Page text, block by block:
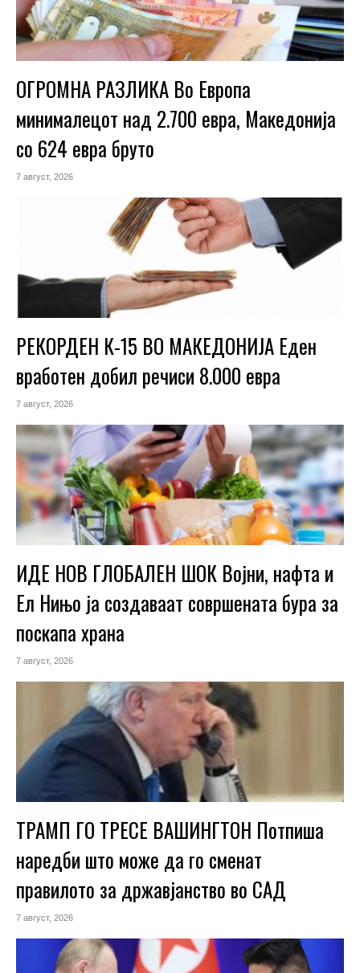
ОГРОМНА РАЗЛИКА Во Европа
минималецот над 2.700 евра, Македонија
со 624 евра бруто
7 август, 2026
РЕКОРДЕН К-15 ВО МАКЕДОНИЈА Еден
вработен добил речиси 8.000 евра
7 август, 2026
ИДЕ НОВ ГЛОБАЛЕН ШОК Војни, нафта и
Ел Нињо ја создаваат совршената бура за
поскапа храна
7 август, 2026
ТРАМП ГО ТРЕСЕ ВАШИНГТОН Потпиша
наредби што може да го сменат
правилото за државјанство во САД
7 август, 2026